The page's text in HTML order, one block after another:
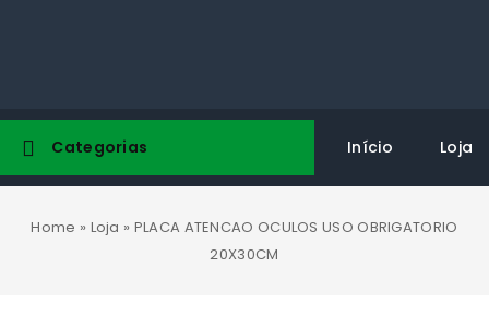
Categorias Início Loja
Home » Loja » PLACA ATENCAO OCULOS USO OBRIGATORIO
20X30CM